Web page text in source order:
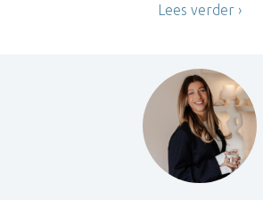
Lees verder